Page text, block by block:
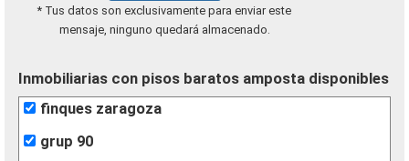
* Tus datos son exclusivamente para enviar este
mensaje, ninguno quedará almacenado.
Inmobiliarias con pisos baratos amposta disponibles
finques zaragoza
grup 90